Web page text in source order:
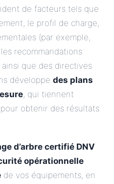
de facteurs tels que
le profil de charge,
(par exemple,
recommandations
que des directives
développe des plans
, qui tiennent
obtenir des résultats
d’arbre certifié DNV
opérationnelle
de vos équipements, en